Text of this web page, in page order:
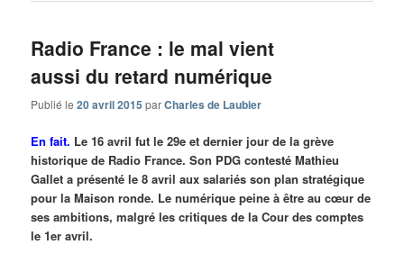
Radio France : le mal vient
aussi du retard numérique
Publié le20 avril 2015 parCharles de Laubier
En fait. Le 16 avril fut le 29e et dernier jour de la grève
historique de Radio France. Son PDG contesté Mathieu
Gallet a présenté le 8 avril aux salariés son plan stratégique
pour la Maison ronde. Le numérique peine à être au cœur de
ses ambitions, malgré les critiques de la Cour des comptes
le 1er avril.